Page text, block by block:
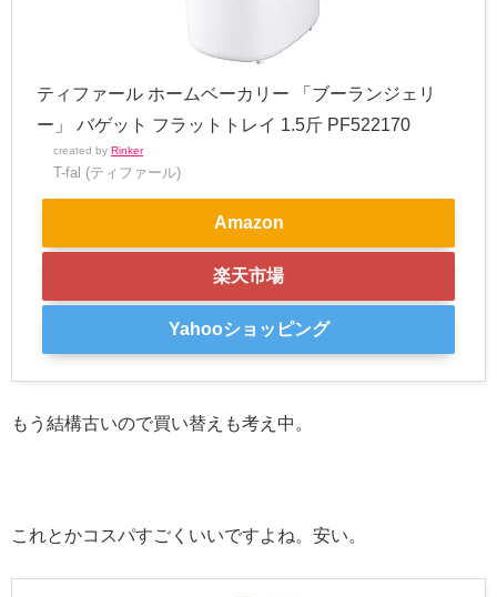
ティファール ホームベーカリー 「ブーランジェリ
ー」 バゲット フラットトレイ 1.5斤 PF522170
created by Rinker
T-fal (ティファール)
Amazon
楽天市場
Yahooショッピング
もう結構古いので買い替えも考え中。
これとかコスパすごくいいですよね。安い。